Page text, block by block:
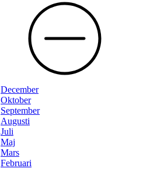
December
Oktober
September
Augusti
Juli
Maj
Mars
Februari